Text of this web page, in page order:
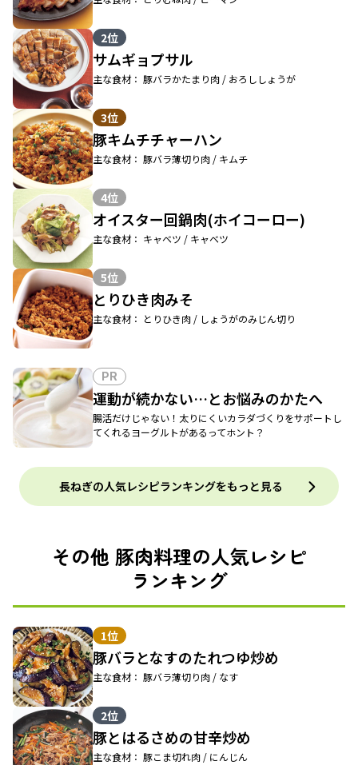
2位
サムギョプサル
主な食材： 豚バラかたまり肉 / おろししょうが
3位
豚キムチチャーハン
主な食材： 豚バラ薄切り肉 / キムチ
4位
オイスター回鍋肉(ホイコーロー)
主な食材： キャベツ / キャベツ
5位
とりひき肉みそ
主な食材： とりひき肉 / しょうがのみじん切り
PR
運動が続かない…とお悩みのかたへ
腸活だけじゃない！太りにくいカラダづくりをサポートし
てくれるヨーグルトがあるってホント？
長ねぎの人気レシピランキングをもっと見る
その他 豚肉料理の人気レシピ
ランキング
1位
豚バラとなすのたれつゆ炒め
主な食材： 豚バラ薄切り肉 / なす
2位
豚とはるさめの甘辛炒め
主な食材： 豚こま切れ肉 / にんじん